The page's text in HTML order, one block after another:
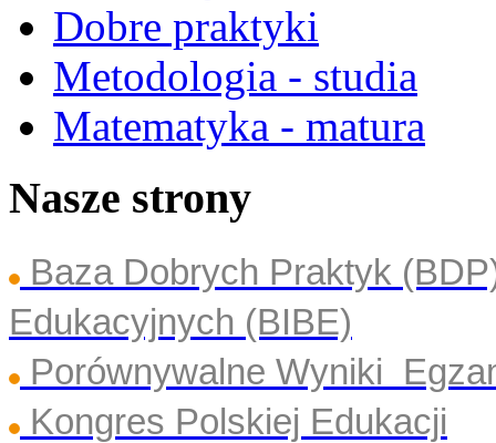
Dobre praktyki
Metodologia - studia
Matematyka - matura
Nasze strony
Baza Dobrych Praktyk
Edukacyjnych (BIBE)
Porównywalne Wyniki
Kongres Polskiej Edukacji